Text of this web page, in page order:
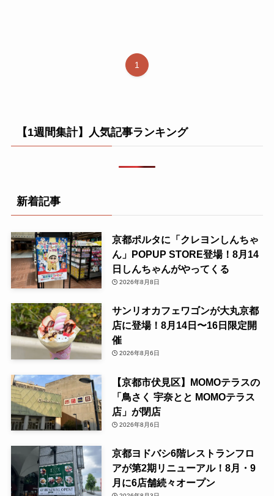
1
【1週間集計】人気記事ランキング
新着記事
京都ポルタに「クレヨンしんちゃ
ん」POPUP STORE登場！8月14
日しんちゃんがやってくる
2026年8月8日
サンリオカフェワゴンが大丸京都
店に登場！8月14日〜16日限定開
催
2026年8月6日
【京都市伏見区】MOMOテラスの
「鳥さく 宇奈とと MOMOテラス
店」が閉店
2026年8月6日
京都ヨドバシ6階レストランフロ
アが第2期リニューアル！8月・9
月に6店舗続々オープン